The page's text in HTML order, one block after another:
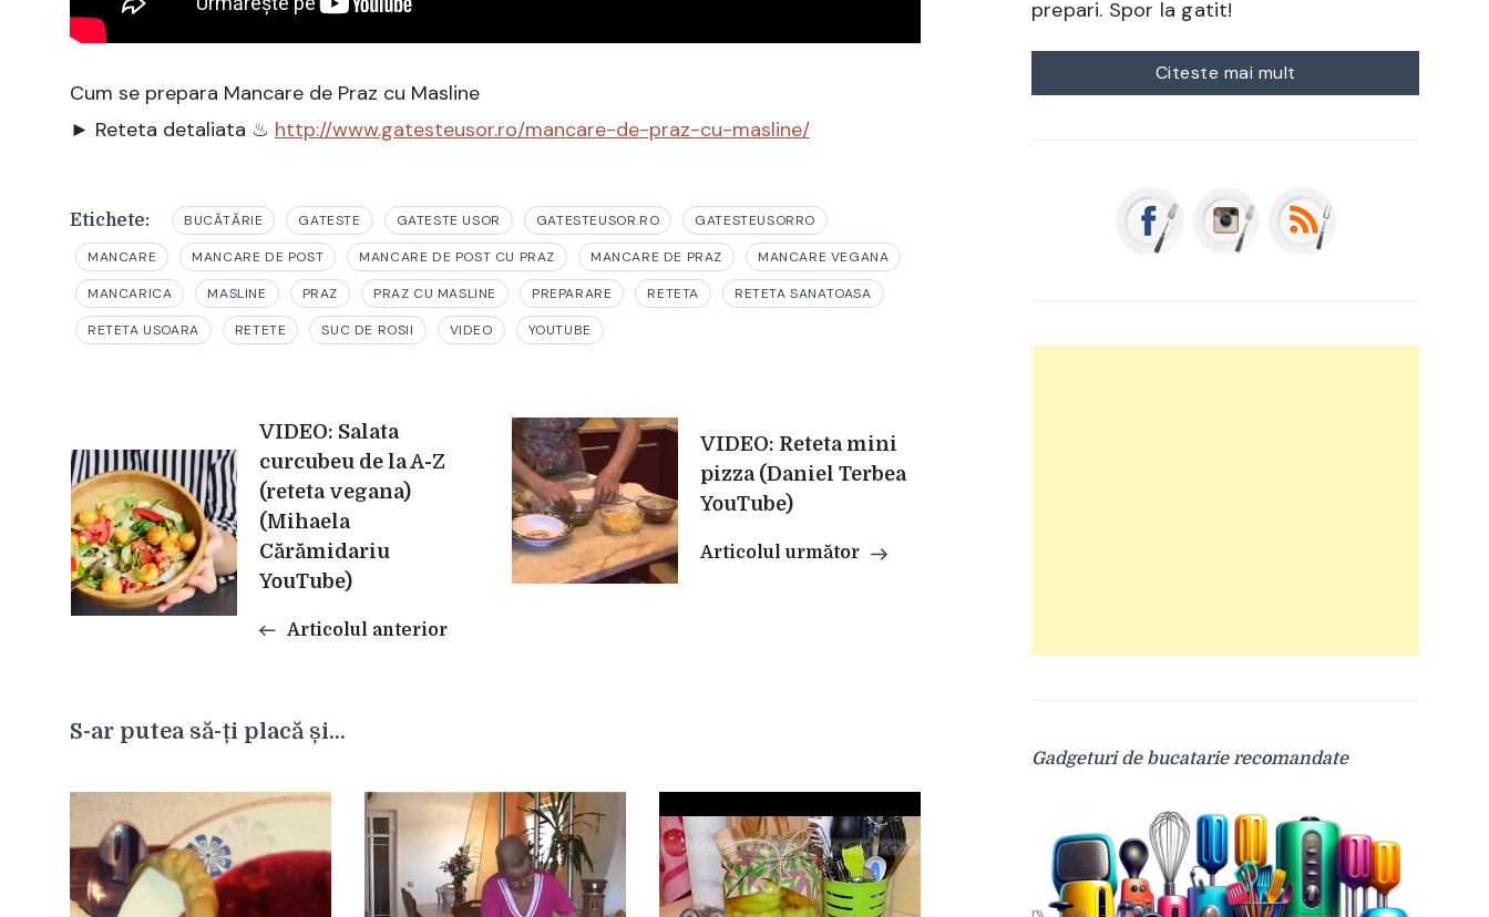
Cum se prepara Mancare de Praz cu Masline
► Reteta detaliata ♨ http://www.gatesteusor.ro/mancare-de-praz-cu-masline/
Etichete: BUCĂTĂRIE GATESTE GATESTE USOR GATESTEUSOR.RO GATESTEUSORRO
MANCARE MANCARE DE POST MANCARE DE POST CU PRAZ MANCARE DE PRAZ MANCARE VEGANA
MANCARICA MASLINE PRAZ PRAZ CU MASLINE PREPARARE RETETA RETETA SANATOASA
RETETA USOARA RETETE SUC DE ROSII VIDEO YOUTUBE
Navigare
în
articole
VIDEO: Salata
curcubeu de la A-Z
(reteta vegana)
(Mihaela
Cărămidariu
YouTube)
Articolul anterior
VIDEO: Reteta mini
pizza (Daniel Terbea
YouTube)
Articolul următor
S-ar putea să-ți placă și...
prepari. Spor la gatit!
Citeste mai mult
Gadgeturi de bucatarie recomandate